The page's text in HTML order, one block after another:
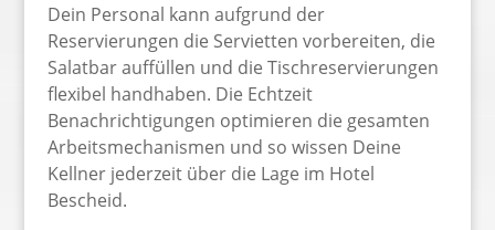
Dein Personal kann aufgrund der
Reservierungen die Servietten vorbereiten, die
Salatbar auffüllen und die Tischreservierungen
flexibel handhaben. Die Echtzeit
Benachrichtigungen optimieren die gesamten
Arbeitsmechanismen und so wissen Deine
Kellner jederzeit über die Lage im Hotel
Bescheid.